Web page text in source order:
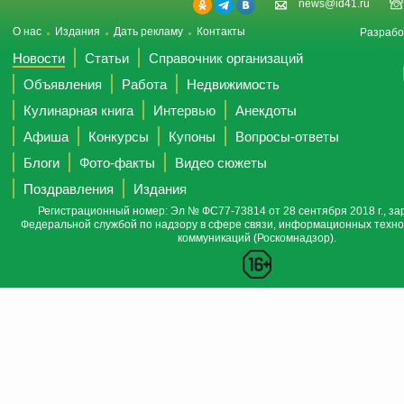
news@id41.ru
О нас Издания Дать рекламу Контакты
Новости Статьи
Справочник организаций
Объявления
Работа
Недвижимость
Кулинарная книга
Интервью
Анекдоты
Афиша
Конкурсы Купоны
Вопросы-ответы
Блоги
Фото-факты
Видео сюжеты
Поздравления
Издания
Регистрационный номер: Эл № ФС77-73814 от 28 сентября 2018 г.,
Федеральной службой по надзору в сфере связи, информационных
коммуникаций (Роскомнадзор).